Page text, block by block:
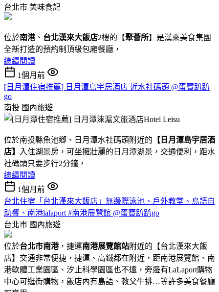
台北市 美味食記
位於南港、 台北漢來大飯店2樓的【聚薈所】是漢來美食集團
全新打造的預約制頂級包廂餐廳，
繼續閱讀
1個月前
[日月潭住宿推薦] 日月潭島宇居酒店 近水社碼頭 @蛋寶趴趴
go
南投 國內旅遊
位於南投縣魚池鄉、日月潭水社碼頭附近的 【日月潭島宇居酒
店】
入住湖景房，可坐擁壯麗的日月潭湖景，交通便利，距水
社碼頭只要步行2分鐘，
繼續閱讀
1個月前
台北住宿「台北漢來大飯店」無邊際泳池、戶外教堂、島語自
助餐、南港lalaport #南港展覽館 @蛋寶趴趴go
台北市 國內旅遊
位於台北市南港，捷運南港展覽館站附近的【台北漢來大飯
店】交通非常便捷，捷運、高鐵都在附近，距南港展覽館、南
港軟體工業園區、汐止科學園區也不遠，旁邊有LaLaport購物
中心可逛街購物，飯店內有島語、教父牛排…等許多美食餐廳